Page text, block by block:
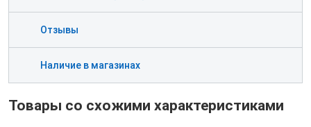
Отзывы
Наличие в магазинах
Товары со схожими характеристиками